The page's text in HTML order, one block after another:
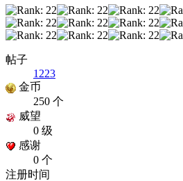
帖子
1223
金币
250 个
威望
0 级
感谢
0 个
注册时间